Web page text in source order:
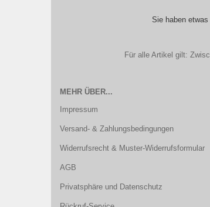
Sie haben
Für alle Artikel gilt:
MEHR ÜBER...
Impressum
Versand- & Zahlungsbedingungen
Widerrufsrecht & Muster-Widerrufsformular
AGB
Privatsphäre und Datenschutz